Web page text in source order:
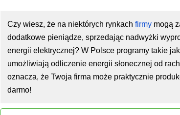
Czy wiesz, że na niektórych rynkach firmy mogą
dodatkowe pieniądze, sprzedając nadwyżki
energii elektrycznej? W Polsce programy takie jak
umożliwiają odliczenie energii słonecznej od
oznacza, że Twoja firma może praktycznie
darmo!